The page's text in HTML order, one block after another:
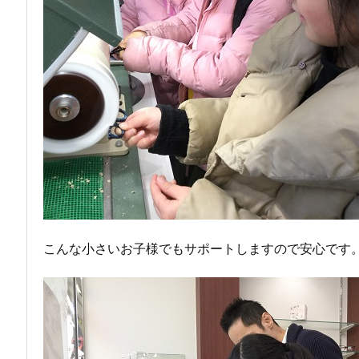
こんな小さいお子様でもサポートしますので安心です